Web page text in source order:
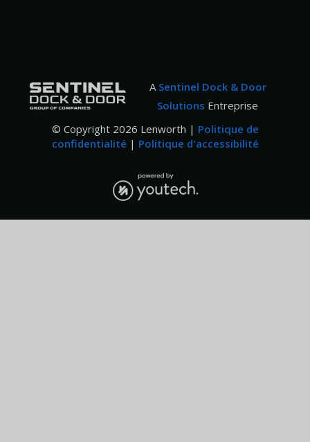
A Sentinel Dock & Door
Solutions Entreprise
© Copyright 2026 Lenworth | Politique de
confidentialité | Politique d'accessibilité